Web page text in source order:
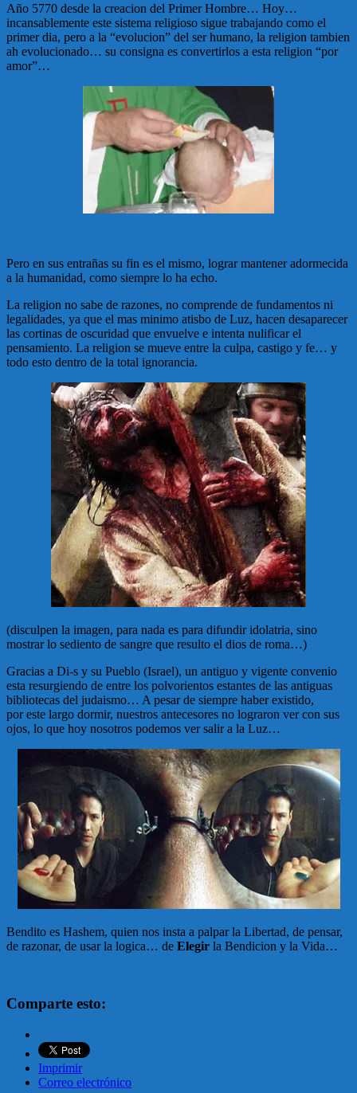
Año 5770 desde la creacion del Primer Hombre… Hoy…
incansablemente este sistema religioso sigue trabajando como el
primer dia, pero a la “evolucion” del ser humano, la religion tambien
ah evolucionado… su consigna es convertirlos a esta religion “por
amor”…
Pero en sus entrañas su fin es el mismo, lograr mantener adormecida
a la humanidad, como siempre lo ha echo.
La religion no sabe de razones, no comprende de fundamentos ni
legalidades, ya que el mas minimo atisbo de Luz, hacen desaparecer
las cortinas de oscuridad que envuelve e intenta nulificar el
pensamiento. La religion se mueve entre la culpa, castigo y fe… y
todo esto dentro de la total ignorancia.
(disculpen la imagen, para nada es para difundir idolatria, sino
mostrar lo sediento de sangre que resulto el dios de roma…)
Gracias a Di-s y su Pueblo (Israel), un antiguo y vigente convenio
esta resurgiendo de entre los polvorientos estantes de las antiguas
bibliotecas del judaismo… A pesar de siempre haber existido,
por este largo dormir, nuestros antecesores no lograron ver con sus
ojos, lo que hoy nosotros podemos ver salir a la Luz…
Bendito es Hashem, quien nos insta a palpar la Libertad, de pensar,
de razonar, de usar la logica… de Elegir la Bendicion y la Vida…
Comparte esto:
Imprimir
Correo electrónico